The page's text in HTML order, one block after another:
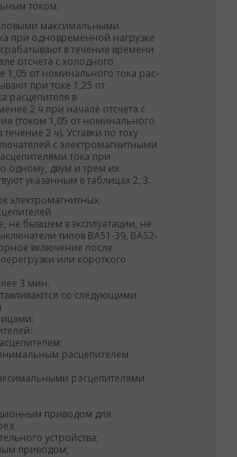
током.
максимальными
при одновременной нагрузке
в течение времени
отсчета с холодного
1,05 от номинального тока рас-
при токе 1,25 от
расцепителя в
2 ч при начале отсчета с
(током 1,05 от номинального
2 ч). Уставки по току
с электромагнитными
тока при
одному, двум и трем их
указанным в таблицах 2, 3.
электромагнитных
не бывшем в эксплуатации, не
типов ВА51-39, ВА52-
включение после
или короткого
3 мин.
со следующими
расцепителем
расцепителями
приводом для
устройства;
приводом;